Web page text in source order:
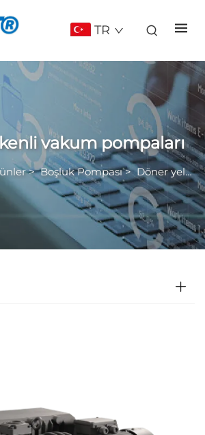
TR
vakum pompaları
>Boşluk Pompası>Döner yelkenli vakum pompaları